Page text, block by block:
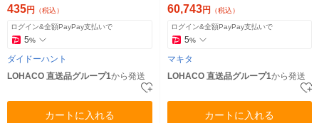
（直送品）
435円 （税込）
ログイン&全額PayPay支払いで
5%
ダイドーハント
LOHACO 直送品グループ1から発送
カートに入れる
60,743円 （税込）
ログイン&全額PayPay支払いで
5%
マキタ
LOHACO 直送品グループ1から発送
カートに入れる